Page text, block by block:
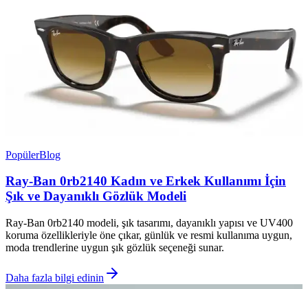
PopülerBlog
Ray-Ban 0rb2140 Kadın ve Erkek Kullanımı İçin
Şık ve Dayanıklı Gözlük Modeli
Ray-Ban 0rb2140 modeli, şık tasarımı, dayanıklı yapısı ve UV400
koruma özellikleriyle öne çıkar, günlük ve resmi kullanıma uygun,
moda trendlerine uygun şık gözlük seçeneği sunar.
Daha fazla bilgi edinin